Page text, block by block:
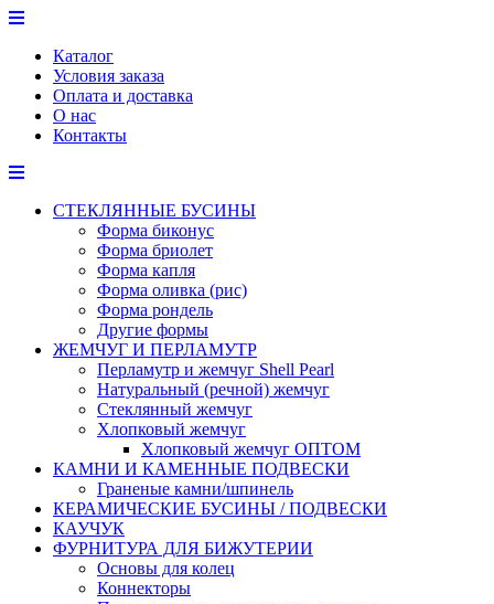
Перейти
содержимому
Каталог
Условия заказа
Оплата и доставка
О нас
Контакты
СТЕКЛЯННЫЕ БУСИНЫ
Форма биконус
Форма бриолет
Форма капля
Форма оливка (рис)
Форма рондель
Другие формы
ЖЕМЧУГ И ПЕРЛАМУТР
Перламутр и жемчуг Shell Pearl
Натуральный (речной) жемчуг
Стеклянный жемчуг
Хлопковый жемчуг
Хлопковый жемчуг ОПТОМ
КАМНИ И КАМЕННЫЕ ПОДВЕСКИ
Граненые камни/шпинель
КЕРАМИЧЕСКИЕ БУСИНЫ / ПОДВЕСКИ
КАУЧУК
ФУРНИТУРА ДЛЯ БИЖУТЕРИИ
Основы для колец
Коннекторы